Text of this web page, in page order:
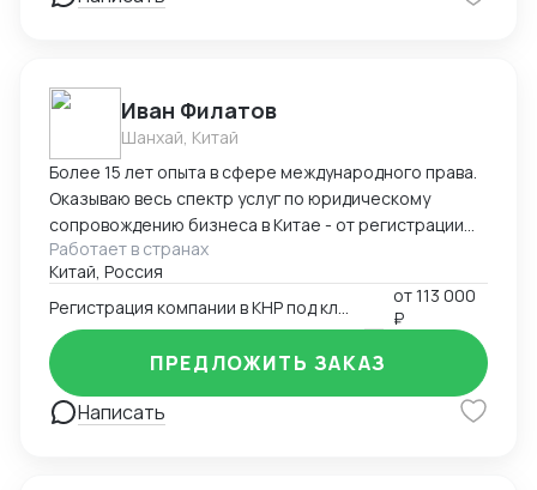
Иван Филатов
Шанхай, Китай
Более 15 лет опыта в сфере международного права.
Оказываю весь спектр услуг по юридическому
сопровождению бизнеса в Китае - от регистрации
компании с участием граждан России и получения
разрешения на работу, миграции бизнеса, открытия
счетов в местном банке, оформления приглашений
на въезд до взаимодействия с госорганами и
службами в Китае, проверки контрагентов до
подготовки и совершения сделок и абонентского
обслуживания бизнеса.
Работает в странах
Китай, Россия
от113 000
₽
Написать
ПРЕДЛОЖИТЬ ЗАКАЗ